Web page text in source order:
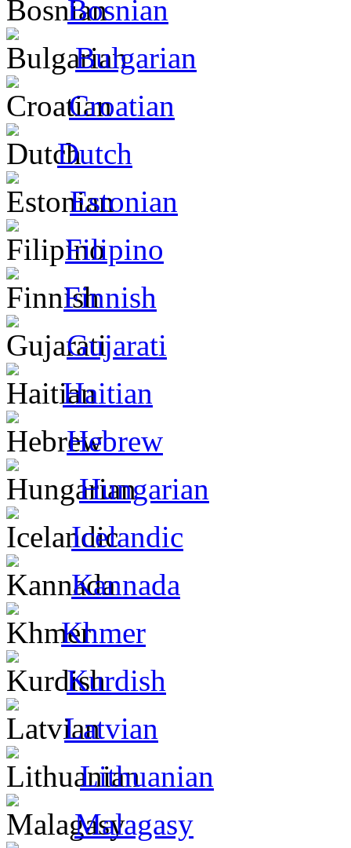
Bosnian
Bulgarian
Croatian
Dutch
Estonian
Filipino
Finnish
Gujarati
Haitian
Hebrew
Hungarian
Icelandic
Kannada
Khmer
Kurdish
Latvian
Lithuanian
Malagasy